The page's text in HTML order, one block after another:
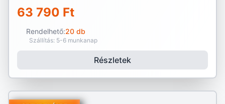
63 790 Ft
Rendelhető:20 db
Szállítás: 5-6 munkanap
Részletek